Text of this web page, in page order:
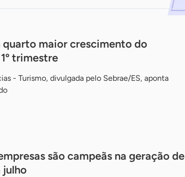
maior crescimento do
trimestre
- Turismo, divulgada pelo Sebrae/ES, aponta
são campeãs na geração de
julho